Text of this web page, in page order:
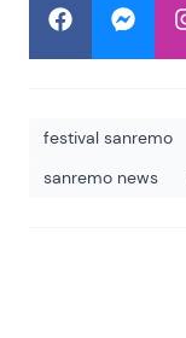
festival sanremo
sanremo news